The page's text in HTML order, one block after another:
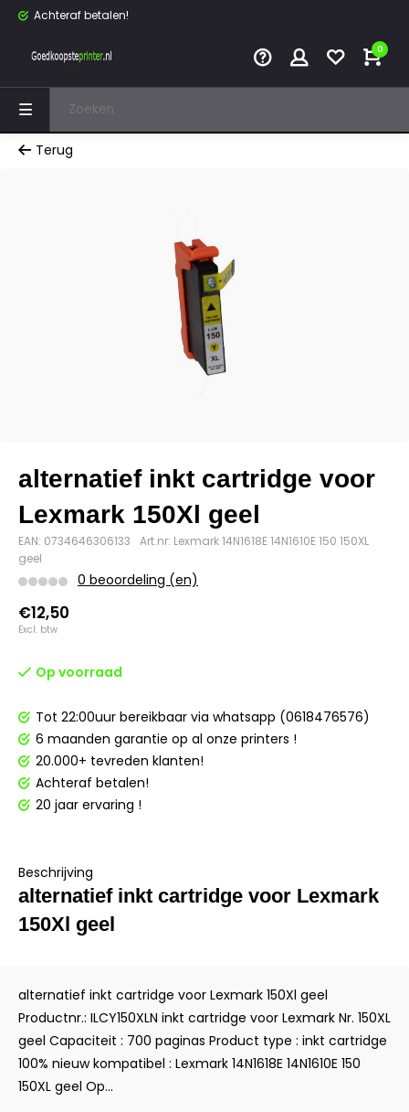
Achteraf betalen!
0
Terug
alternatief inkt cartridge voor
Lexmark 150Xl geel
EAN: 0734646306133
Art.nr: Lexmark 14N1618E 14N1610E 150 150XL
geel
0 beoordeling (en)
€12,50
Excl. btw
Op voorraad
Tot 22:00uur bereikbaar via whatsapp (0618476576)
6 maanden garantie op al onze printers !
20.000+ tevreden klanten!
Achteraf betalen!
20 jaar ervaring !
Beschrijving
alternatief inkt cartridge voor Lexmark
150Xl geel
alternatief inkt cartridge voor Lexmark 150Xl geel
Productnr.: ILCY150XLN inkt cartridge voor Lexmark Nr. 150XL
geel Capaciteit : 700 paginas Product type : inkt cartridge
100% nieuw kompatibel : Lexmark 14N1618E 14N1610E 150
150XL geel Op...